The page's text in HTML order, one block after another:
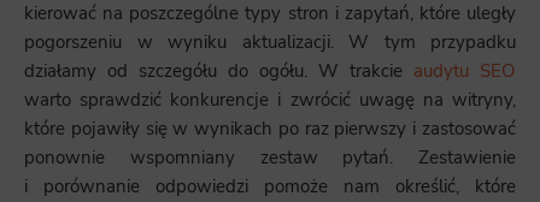
kierować na poszczególne typy stron i zapytań, które uległy
pogorszeniu w wyniku aktualizacji. W tym przypadku
działamy od szczegółu do ogółu. W trakcie audytu SEO
warto sprawdzić konkurencje i zwrócić uwagę na witryny,
które pojawiły się w wynikach po raz pierwszy i zastosować
ponownie wspomniany zestaw pytań. Zestawienie
i porównanie odpowiedzi pomoże nam określić, które